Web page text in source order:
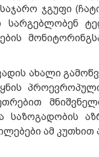
ჯგუფი
სარგებლობენ
ახალი
ამ